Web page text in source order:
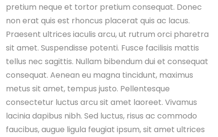
pretium neque et tortor pretium consequat. Donec
non erat quis est rhoncus placerat quis ac lacus.
Praesent ultrices iaculis arcu, ut rutrum orci pharetra
sit amet. Suspendisse potenti. Fusce facilisis mattis
tellus nec sagittis. Nullam bibendum dui et consequat
consequat. Aenean eu magna tincidunt, maximus
metus sit amet, tempus justo. Pellentesque
consectetur luctus arcu sit amet laoreet. Vivamus
lacinia dapibus nibh. Sed luctus, risus ac commodo
faucibus, augue ligula feugiat ipsum, sit amet ultrices